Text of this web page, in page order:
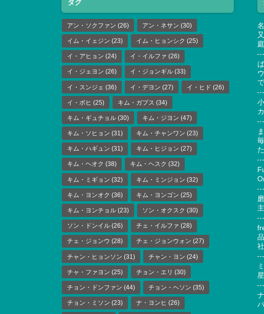
タグ
アン・ソクファン (26) アン・ネサン (30)
イム・イェジン (23) イム・ヒョンシク (25)
イ・アヒョン (24) イ・イルファ (26)
イ・ジェヨン (26) イ・ジョンギル (33)
イ・スンジェ (36) イ・デヨン (27) イ・ヒド (26)
イ・ボヒ (25) キム・ガプス (34)
キム・ギュチョル (30) キム・ジヨン (47)
キム・ソヒョン (31) キム・チャンワン (23)
キム・ハギュン (31) キム・ヒジョン (27)
キム・ヘオク (38) キム・ヘスク (32)
キム・ミギョン (32) キム・ミンジョン (32)
キム・ヨンオク (36) キム・ヨンゴン (25)
キム・ヨンチョル (23) ソン・オクスク (30)
ソン・ドンイル (26) チェ・イルファ (28)
チェ・ジョンウ (28) チェ・ジョンウォン (27)
チャン・ヒョンソン (31) チャン・ヨン (24)
チャ・ファヨン (25) チョン・エリ (30)
チョン・ドンファン (44) チョン・ヘソン (35)
チョン・ミソン (23) ナ・ヨンヒ (26)